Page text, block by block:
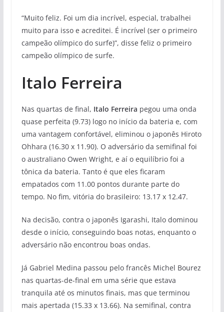
“Muito feliz. Foi um dia incrível, especial, trabalhei
muito para isso e acreditei. É incrível (ser o primeiro
campeão olímpico do surfe)”, disse feliz o primeiro
campeão olímpico de surfe.
Italo Ferreira
Nas quartas de final, Italo Ferreira pegou uma onda
quase perfeita (9.73) logo no início da bateria e, com
uma vantagem confortável, eliminou o japonês Hiroto
Ohhara (16.30 x 11.90). O adversário da semifinal foi
o australiano Owen Wright, e aí o equilíbrio foi a
tônica da bateria. Tanto é que eles ficaram
empatados com 11.00 pontos durante parte do
tempo. No fim, vitória do brasileiro: 13.17 x 12.47.
Na decisão, contra o japonês Igarashi, Italo dominou
desde o início, conseguindo boas notas, enquanto o
adversário não encontrou boas ondas.
Já Gabriel Medina passou pelo francês Michel Bourez
nas quartas-de-final em uma série que estava
tranquila até os minutos finais, mas que terminou
mais apertada (15.33 x 13.66). Na semifinal, contra